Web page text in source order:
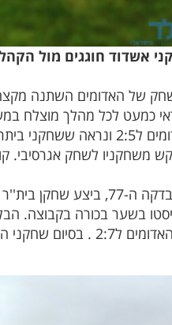
אשדוד חוגגים מול
משחקניו לשחק אגרסיבי.
בשער בכורה בקבוצה.
את האדומים